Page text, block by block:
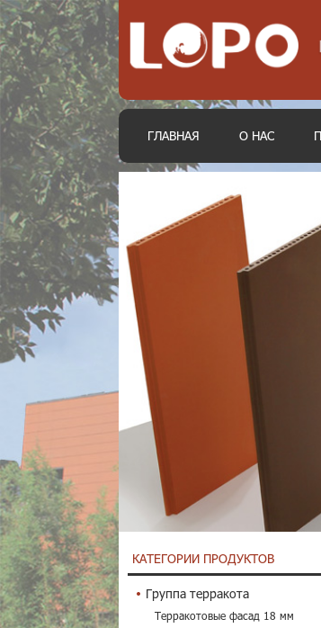
ГЛАВНАЯ О НАС
КАТЕГОРИИ ПРОДУКТОВ
Группа терракота
Терракотовые фасад 18 мм